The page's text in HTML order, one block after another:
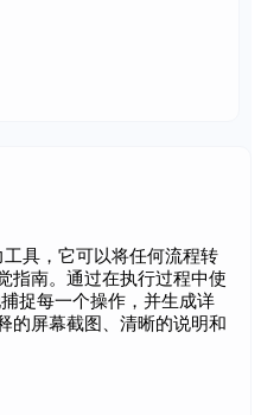
具，它可以将任何流程转
指南。通过在执行过程中使
捉每一个操作，并生成详
的屏幕截图、清晰的说明和